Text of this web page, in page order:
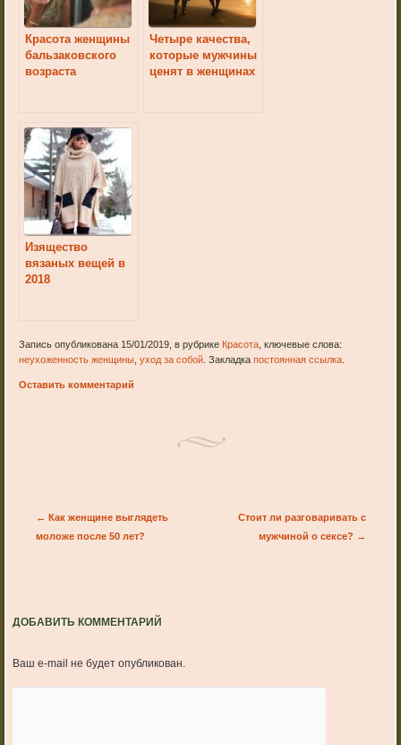
Красота женщины
бальзаковского
возраста
Четыре качества,
которые мужчины
ценят в женщинах
Изящество
вязаных вещей в
2018
Запись опубликована 15/01/2019, в рубрике Красота , ключевые слова:
неухоженность женщины ,уход за собой . Закладкапостоянная ссылка
Оставить комментарий
Post navigation
← Как женщине выглядеть
моложе после 50 лет?
Стоит ли разговаривать с
мужчиной о сексе? →
ДОБАВИТЬ КОММЕНТАРИЙ
Ваш e-mail не будет опубликован.